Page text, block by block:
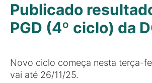
Publicado
PGD (4º ciclo) da
Novo ciclo começa nesta terça-
vai até 26/11/25.